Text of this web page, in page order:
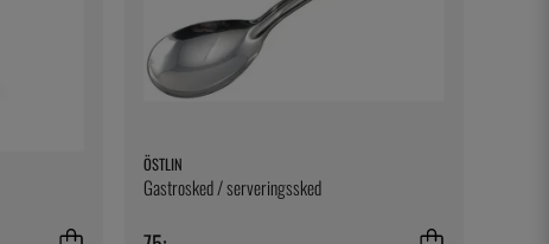
ÖSTLIN
Gastrosked / serveringssked